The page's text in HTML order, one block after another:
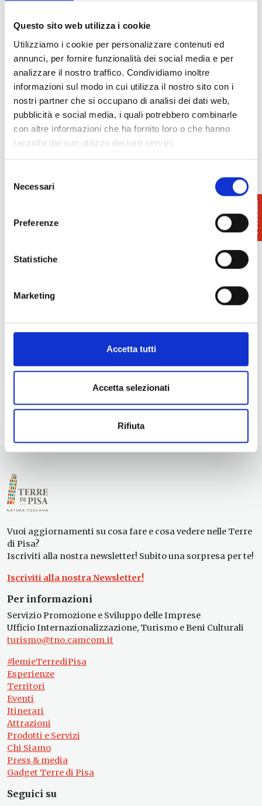
Questo sito web utilizza i cookie
Utilizziamo i cookie per personalizzare contenuti ed
annunci, per fornire funzionalità dei social media e per
analizzare il nostro traffico. Condividiamo inoltre
informazioni sul modo in cui utilizza il nostro sito con i
nostri partner che si occupano di analisi dei dati web,
pubblicità e social media, i quali potrebbero combinarle
con altre informazioni che ha fornito loro o che hanno
raccolto dal suo utilizzo dei loro servizi.
delNecessari
Preferenze
Statistiche
Marketing
Accetta tutti
Accetta selezionati
Rifiuta
info@visitvaldera.eu
Vuoi aggiornamenti su cosa fare e cosa vedere nelle Terre
di Pisa?
Iscriviti alla nostra newsletter! Subito una sorpresa per te!
Iscriviti alla nostra Newsletter!
Per informazioni
Servizio Promozione e Sviluppo delle Imprese
Ufficio Internazionalizzazione, Turismo e Beni Culturali
turismo@tno.camcom.it
#lemieTerrediPisa
Esperienze
Territori
Eventi
Itinerari
Attrazioni
Prodotti e Servizi
Chi Siamo
Press & media
Gadget Terre di Pisa
Seguici su